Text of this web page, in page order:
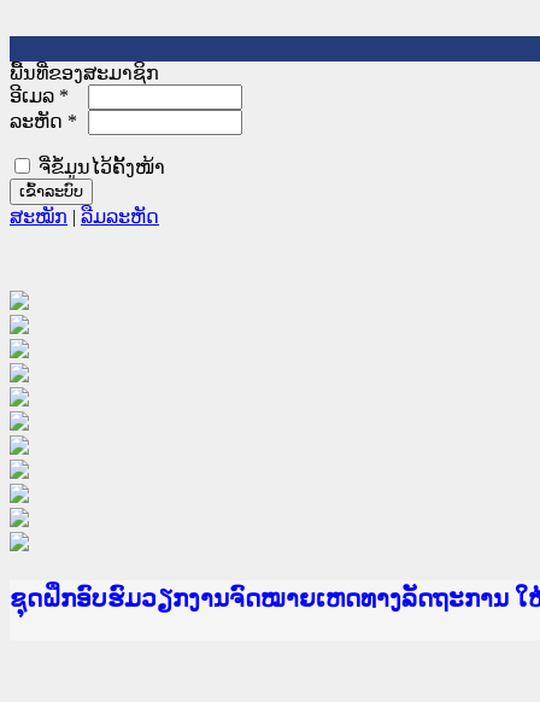
ພື້ນທີ່ຂອງສະມາຊິກ
ອີເມລ *
ລະຫັດ *
ຈື່ຂໍ້ມູນໄວ້ຄັ້ງໜ້າ
ສະໝັກ | ລືມລະຫັດ
Ministry of Justice Lao PDR
ເຜີຍແຜ່ວັບໄຊຈົດໝາຍເຫດທາງລັດຖະການ ແລະ ແອັ
ກະຊວງຍຸຕິທຳ
ຊຸດຝຶກອົບຮົມວຽກງານຈົດໝາຍເຫດທາງລັດຖະການ
ກອງປະຊຸມທົບທວນຄືນການຈັດຕັ້ງປະຕິບັດວຽກງານຈົ
ຝຶກອົບຮົມ ຜູ່ປະສານງານວຽກງານຈົດໝາຍເຫດທາງລັ
ຝຶກອົບຮົມ ຜູ່ປະສານງານວຽກງານຈົດໝາຍເຫດທາງລັ
ເຜີຍແຜ່ແອັບກົດໝາຍລາວ ແລະ ເວັບໄຊຈົດໝາຍເຫດ
ເຜີຍແຜ່ແອັບກົດໝາຍລາວ ແລະ ເວັບໄຊຈົດໝາຍເຫດ
ຍົກລະດັບວຽກງານຈົດໝາຍເຫດທາງລັດຖະການໃຫ້ຜູ້
ຊຸດຝຶກອົບຮົມວຽກງານຈົດໝາຍເຫດທາງລັດຖະການ ໃ